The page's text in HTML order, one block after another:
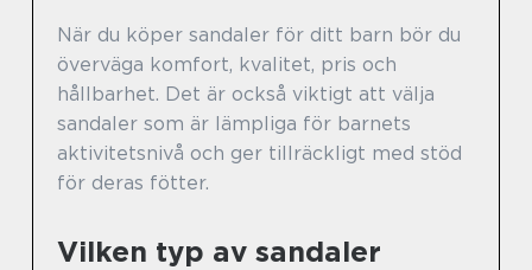
När du köper sandaler för ditt barn bör du
överväga komfort, kvalitet, pris och
hållbarhet. Det är också viktigt att välja
sandaler som är lämpliga för barnets
aktivitetsnivå och ger tillräckligt med stöd
för deras fötter.
Vilken typ av sandaler